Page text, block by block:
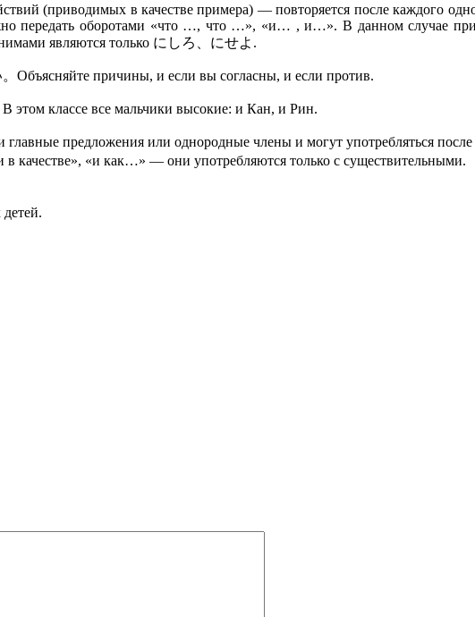
(приводимых в качестве примера) — повторяется после каждого
передать оборотами «что …, что …», «и… , и…». В данном случае
являются только にしろ、にせよ.
причины, и если вы согласны, и если против.
классе все мальчики высокие: и Кан, и Рин.
предложения или однородные члены и могут употребляться после
качестве», «и как…» — они употребляются только с существительными.